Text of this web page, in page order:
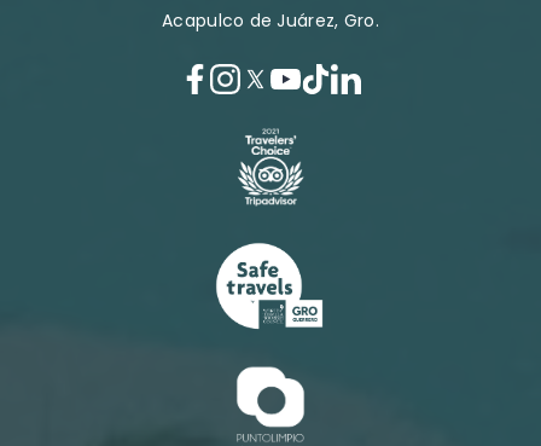
Acapulco de Juárez, Gro.